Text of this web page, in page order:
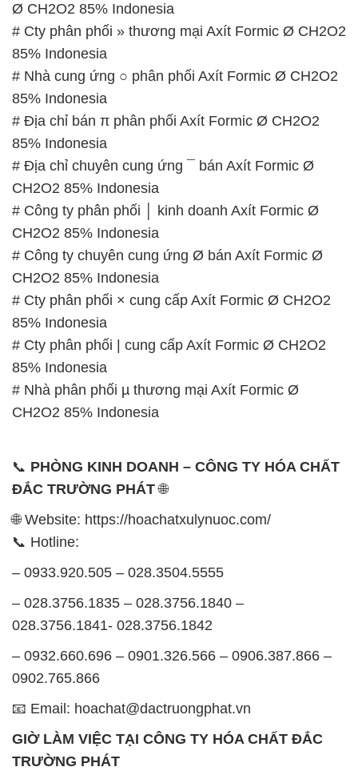
Ø CH2O2 85% Indonesia
# Cty phân phối » thương mại Axít Formic Ø CH2O2
85% Indonesia
# Nhà cung ứng ○ phân phối Axít Formic Ø CH2O2
85% Indonesia
# Địa chỉ bán π phân phối Axít Formic Ø CH2O2
85% Indonesia
# Địa chỉ chuyên cung ứng ¯ bán Axít Formic Ø
CH2O2 85% Indonesia
# Công ty phân phối │ kinh doanh Axít Formic Ø
CH2O2 85% Indonesia
# Công ty chuyên cung ứng Ø bán Axít Formic Ø
CH2O2 85% Indonesia
# Cty phân phối × cung cấp Axít Formic Ø CH2O2
85% Indonesia
# Cty phân phối | cung cấp Axít Formic Ø CH2O2
85% Indonesia
# Nhà phân phối µ thương mại Axít Formic Ø
CH2O2 85% Indonesia
📞 PHÒNG KINH DOANH – CÔNG TY HÓA CHẤT
ĐẮC TRƯỜNG PHÁT🌐
🌐 Website: https://hoachatxulynuoc.com/
📞 Hotline:
– 0933.920.505 – 028.3504.5555
– 028.3756.1835 – 028.3756.1840 –
028.3756.1841- 028.3756.1842
– 0932.660.696 – 0901.326.566 – 0906.387.866 –
0902.765.866
📧 Email: hoachat@dactruongphat.vn
GIỜ LÀM VIỆC TẠI CÔNG TY HÓA CHẤT ĐẮC
TRƯỜNG PHÁT